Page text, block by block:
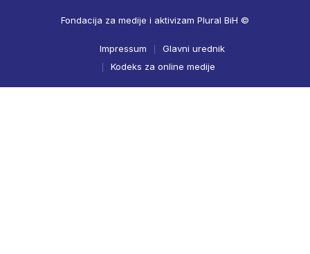
Fondacija za medije i aktivizam Plural BiH ©
Impressum
Glavni urednik
Kodeks za online medije